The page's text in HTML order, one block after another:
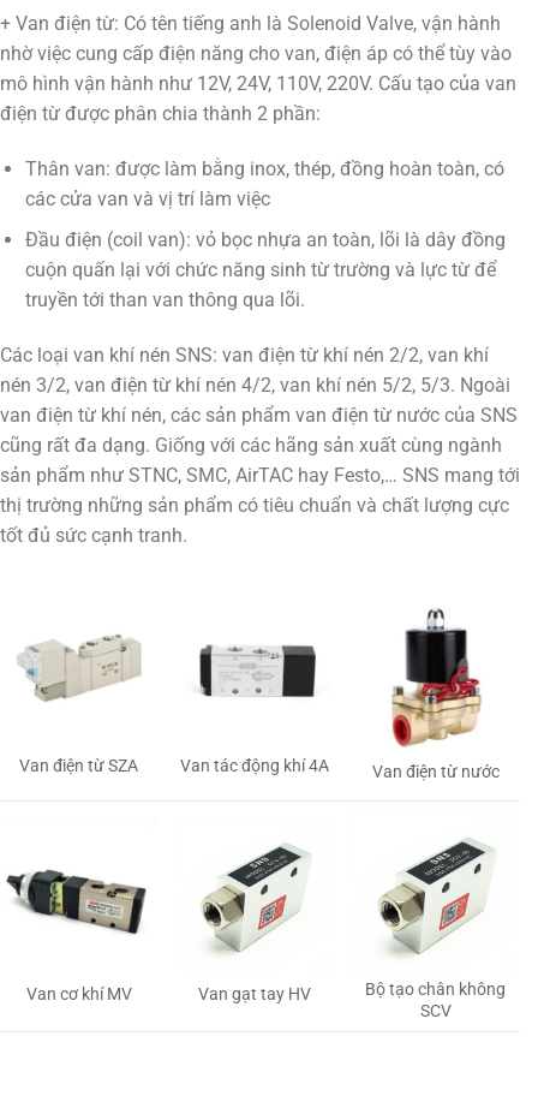
+ Van điện từ: Có tên tiếng anh là Solenoid Valve, vận hành
nhờ việc cung cấp điện năng cho van, điện áp có thể tùy vào
mô hình vận hành như 12V, 24V, 110V, 220V. Cấu tạo của van
điện từ được phân chia thành 2 phần:
Thân van: được làm bằng inox, thép, đồng hoàn toàn, có
các cửa van và vị trí làm việc
Đầu điện (coil van): vỏ bọc nhựa an toàn, lõi là dây đồng
cuộn quấn lại với chức năng sinh từ trường và lực từ để
truyền tới than van thông qua lõi.
Các loại van khí nén SNS: van điện từ khí nén 2/2, van khí
nén 3/2, van điện từ khí nén 4/2, van khí nén 5/2, 5/3. Ngoài
van điện từ khí nén, các sản phẩm van điện từ nước của SNS
cũng rất đa dạng. Giống với các hãng sản xuất cùng ngành
sản phẩm như STNC, SMC, AirTAC hay Festo,… SNS mang tới
thị trường những sản phẩm có tiêu chuẩn và chất lượng cực
tốt đủ sức cạnh tranh.
Van điện từ SZA Van tác động khí 4A Van điện từ nước
Van cơ khí MV Van gạt tay HV
Bộ tạo chân không
SCV